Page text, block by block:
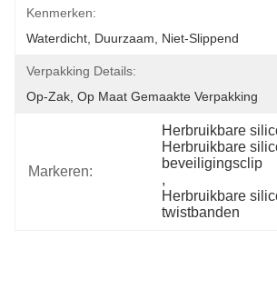
Kenmerken:
Waterdicht, Duurzaam, Niet-Slippend
Verpakking Details:
Op-Zak, Op Maat Gemaakte Verpakking
Markeren:
Herbruikbare
Herbruikbare
beveiligingsclip
,
Herbruikbare
twistbanden